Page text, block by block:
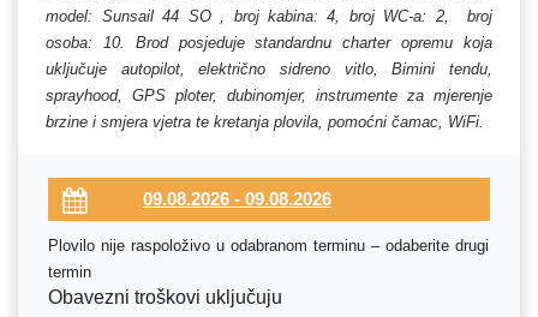
model: Sunsail 44 SO , broj kabina: 4, broj WC-a: 2, broj
osoba: 10. Brod posjeduje standardnu charter opremu koja
uključuje autopilot, električno sidreno vitlo, Bimini tendu,
sprayhood, GPS ploter, dubinomjer, instrumente za mjerenje
brzine i smjera vjetra te kretanja plovila, pomoćni čamac, WiFi.
Plovilo nije raspoloživo u odabranom terminu – odaberite drugi
termin
Obavezni troškovi uključuju